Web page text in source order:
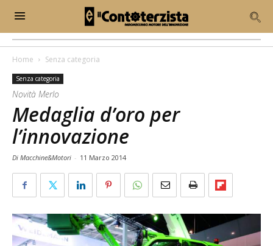
Home Senza categoria
Senza categoria
Novità Merlo
Medaglia d’oro per
l’innovazione
Di Macchine&Motori - 11 Marzo 2014